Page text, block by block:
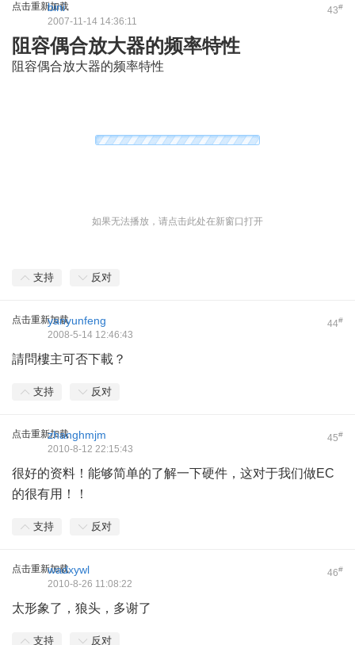
点击重新加载 43#
bini
2007-11-14 14:36:11
阻容偶合放大器的频率特性
阻容偶合放大器的频率特性
如果无法播放，请点击此处在新窗口打开
支持 反对
点击重新加载 44#
yanyunfeng
2008-5-14 12:46:43
請問樓主可否下載？
支持 反对
点击重新加载 45#
zhanghmjm
2010-8-12 22:15:43
很好的资料！能够简单的了解一下硬件，这对于我们做EC
的很有用！！
支持 反对
点击重新加载 46#
wadxywl
2010-8-26 11:08:22
太形象了，狼头，多谢了
支持 反对